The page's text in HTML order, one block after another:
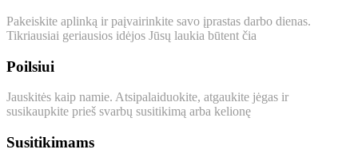
Pakeiskite aplinką ir paįvairinkite savo įprastas darbo dienas.
Tikriausiai geriausios idėjos Jūsų laukia būtent čia
Poilsiui
Jauskitės kaip namie. Atsipalaiduokite, atgaukite jėgas ir
susikaupkite prieš svarbų susitikimą arba kelionę
Susitikimams